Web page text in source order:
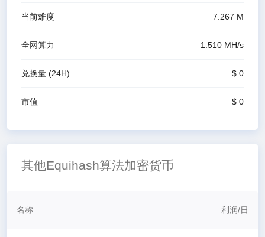
当前难度 7.267 M
全网算力 1.510 MH/s
兑换量 (24H) $ 0
市值 $ 0
其他Equihash算法加密货币
名称 利润/日